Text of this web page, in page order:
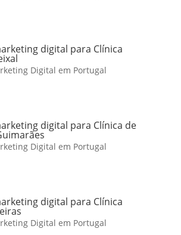
digital para Clínica
Digital em Portugal
digital para Clínica de
Digital em Portugal
digital para Clínica
Digital em Portugal